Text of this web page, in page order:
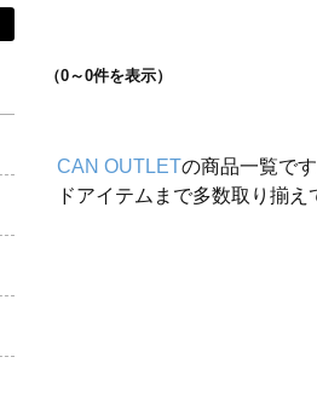
（0～0件を表示）
CAN OUTLETの商品一覧です
ドアイテムまで多数取り揃